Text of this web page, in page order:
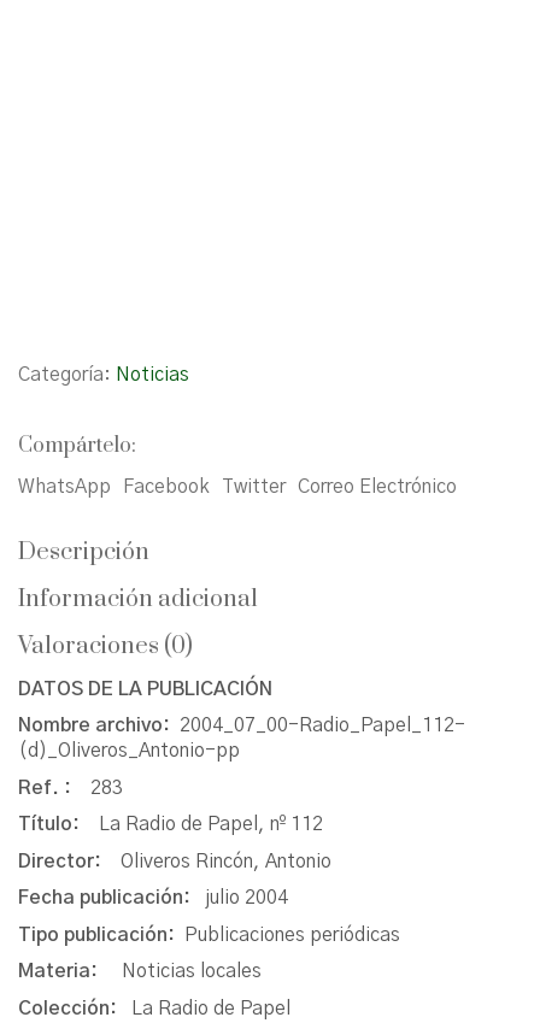
Categoría: Noticias
Compártelo:
WhatsApp Facebook Twitter Correo Electrónico
Descripción
Información adicional
Valoraciones (0)
DATOS DE LA PUBLICACIÓN
Nombre archivo: 2004_07_00-Radio_Papel_112-
(d)_Oliveros_Antonio-pp
Ref. : 283
Título:
La Radio de Papel, nº 112
Director: Oliveros Rincón, Antonio
Fecha publicación: julio 2004
Tipo publicación:
Publicaciones periódicas
Materia:
Noticias locales
Colección:
La Radio de Papel